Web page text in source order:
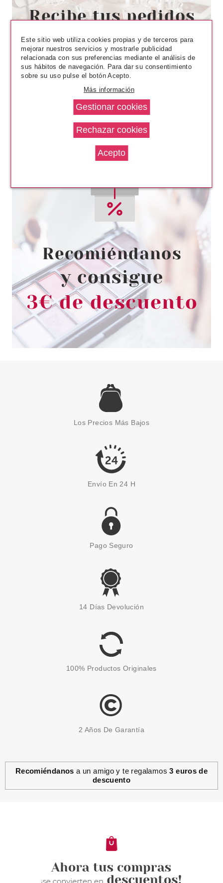
RALPH LAUREN
RALPH LAUREN RALPH'S CLUB
PARFUM 100 ML + PARFUM 10
Pvr 105.50€
-40%
desde
63.20€
TRUSSARDI
TRUSSARDI UOMO EDT 50 ML +
GEL 30 ML + AFTER SHAVE 30
ML SET REGALO
Pvr 67.00€
-44%
desde
37.49€
HERMES
HERMES H24 EDT 100 ML +
MINI 12.5 ML SET REGALO
83.99€
DIESEL
+ SHOWER GEL 75 ML SET
44.00€
HERMES
86.99€
Los Precios Más Bajos
Envío En 24 H
Pago Seguro
14 Días Devolución
100% Productos Originales
2 Años De Garantía
Recomiéndanos a un amigo y te regalamos3 euros de
descuento
Este sitio web utiliza cookies propias y de terceros para
mejorar nuestros servicios y mostrarle publicidad
relacionada con sus preferencias mediante el análisis de
sus hábitos de navegación. Para dar su consentimiento
sobre su uso pulse el botón Acepto.
Más información